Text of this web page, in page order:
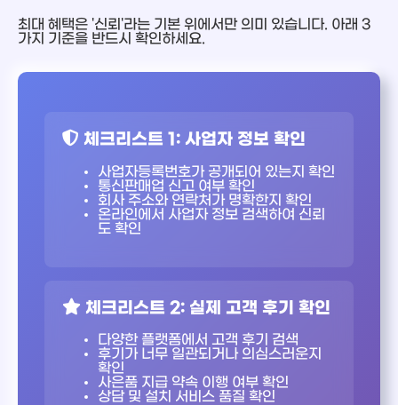
최대 혜택은 '신뢰'라는 기본 위에서만 의미 있습니다. 아래 3
가지 기준을 반드시 확인하세요.
체크리스트 1: 사업자 정보 확인
사업자등록번호가 공개되어 있는지 확인
통신판매업 신고 여부 확인
회사 주소와 연락처가 명확한지 확인
온라인에서 사업자 정보 검색하여 신뢰
도 확인
체크리스트 2: 실제 고객 후기 확인
다양한 플랫폼에서 고객 후기 검색
후기가 너무 일관되거나 의심스러운지
확인
사은품 지급 약속 이행 여부 확인
상담 및 설치 서비스 품질 확인